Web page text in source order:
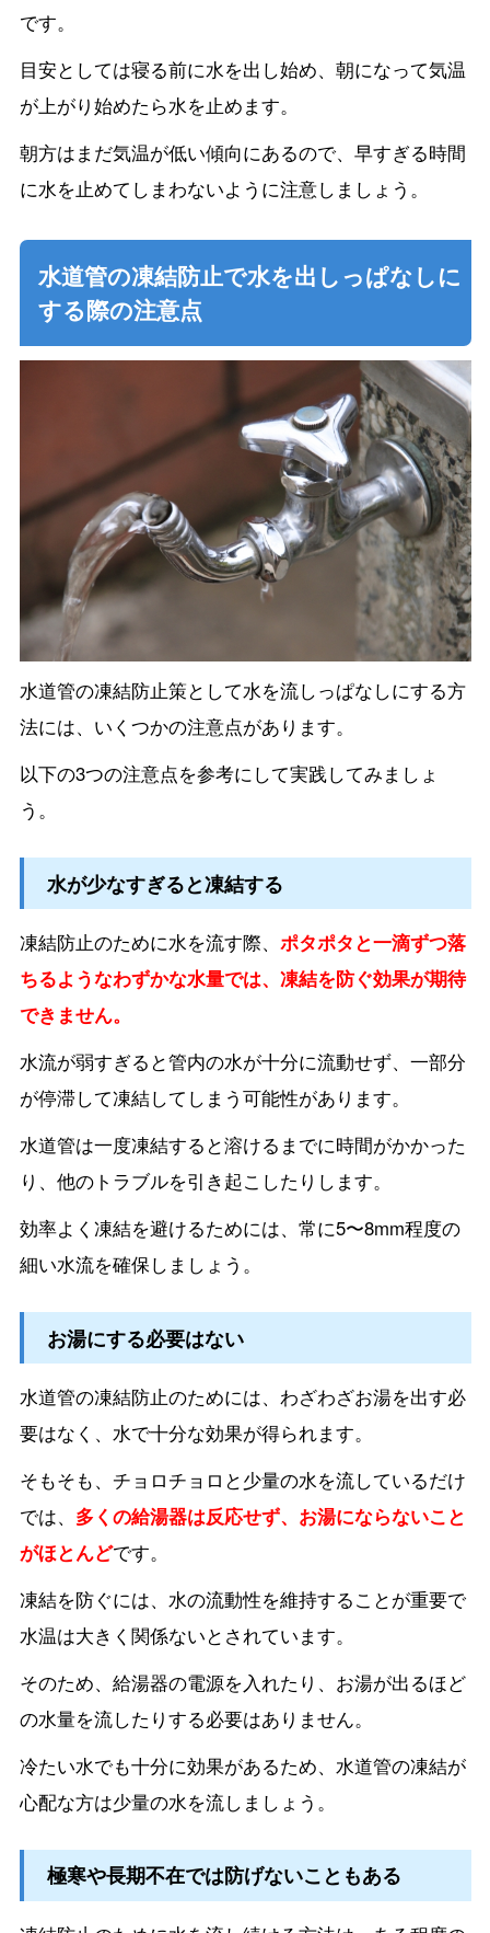
です。
目安としては寝る前に水を出し始め、朝になって気温
が上がり始めたら水を止めます。
朝方はまだ気温が低い傾向にあるので、早すぎる時間
に水を止めてしまわないように注意しましょう。
水道管の凍結防止で水を出しっぱなしに
する際の注意点
水道管の凍結防止策として水を流しっぱなしにする方
法には、いくつかの注意点があります。
以下の3つの注意点を参考にして実践してみましょ
う。
水が少なすぎると凍結する
凍結防止のために水を流す際、 ポタポタと一滴ずつ落
ちるようなわずかな水量では、凍結を防ぐ効果が期待
できません。
水流が弱すぎると管内の水が十分に流動せず、一部分
が停滞して凍結してしまう可能性があります。
水道管は一度凍結すると溶けるまでに時間がかかった
り、他のトラブルを引き起こしたりします。
効率よく凍結を避けるためには、常に5〜8mm程度の
細い水流を確保しましょう。
お湯にする必要はない
水道管の凍結防止のためには、わざわざお湯を出す必
要はなく、水で十分な効果が得られます。
そもそも、チョロチョロと少量の水を流しているだけ
では、 多くの給湯器は反応せず、お湯にならないこと
がほとんどです。
凍結を防ぐには、水の流動性を維持することが重要で
水温は大きく関係ないとされています。
そのため、給湯器の電源を入れたり、お湯が出るほど
の水量を流したりする必要はありません。
冷たい水でも十分に効果があるため、水道管の凍結が
心配な方は少量の水を流しましょう。
極寒や長期不在では防げないこともある